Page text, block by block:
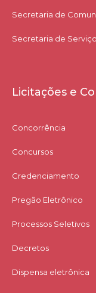
Secretaria de
Secretaria de
Licitações e
Concorrência
Concursos
Credenciamento
Pregão Eletrônico
Processos Seletivos
Decretos
Dispensa eletrônica